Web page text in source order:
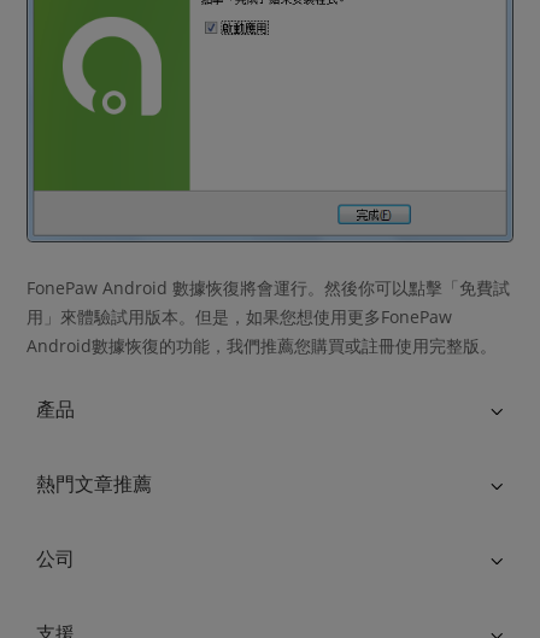
FonePaw Android 數據恢復將會運行。然後你可以點擊「免費試
用」來體驗試用版本。但是，如果您想使用更多FonePaw
Android數據恢復的功能，我們推薦您購買或註冊使用完整版。
產品
熱門文章推薦
公司